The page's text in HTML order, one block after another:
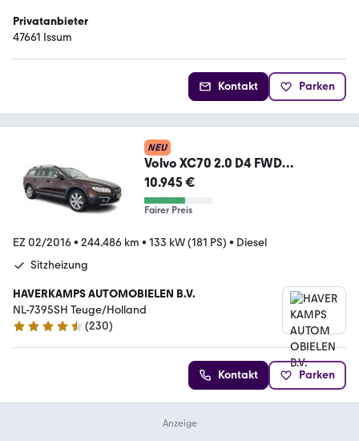
Privatanbieter
47661 Issum
Kontakt Parken
NEU
Volvo XC70 2.0 D4 FWD
Inscription Edition Aut. *ADAPTI
10.945 €
Fairer Preis
EZ 02/2016• 244.486 km • 133 kW (181 PS) • Diesel
Sitzheizung
HAVERKAMPS AUTOMOBIELEN B.V.
NL-7395SH Teuge/Holland
4.5 Sterne
(230)
Kontakt Parken